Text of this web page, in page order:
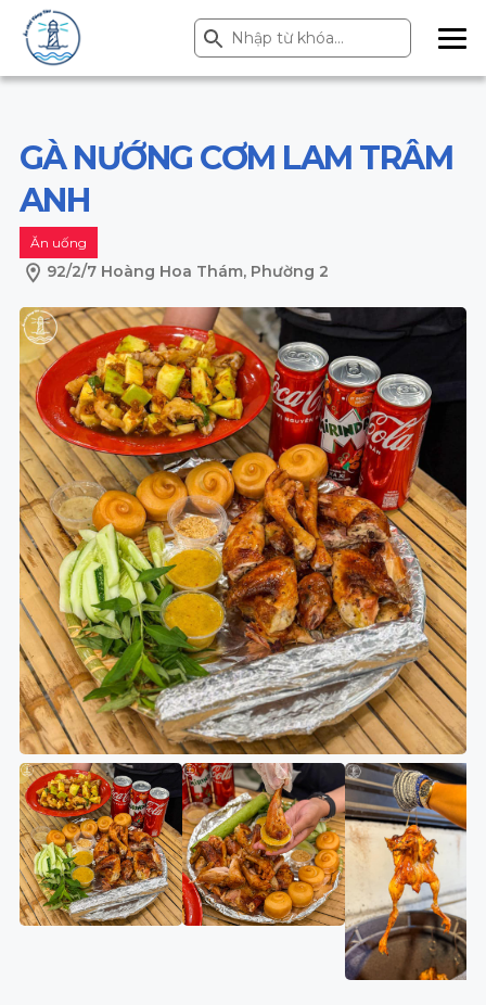
Search
for:
Search Button
ME
NU
GÀ NƯỚNG CƠM LAM TRÂM
ANH
Ăn uống
92/2/7 Hoàng Hoa Thám, Phường 2